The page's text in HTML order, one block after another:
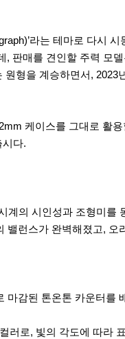
라는 테마로 다시
판매를 견인할 주력 모
원형을 계승하면서, 2023
케이스를 그대로 활
다.
의 시인성과 조형미를
런스가 완벽해졌고, 오
감된 톤온톤 카운터를
러로, 빛의 각도에 따라